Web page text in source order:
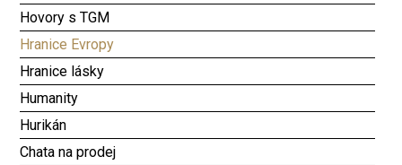
Hovory s TGM
Hranice Evropy
Hranice lásky
Humanity
Hurikán
Chata na prodej